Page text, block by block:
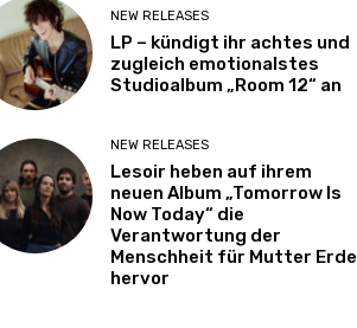
NEW RELEASES
LP – kündigt ihr achtes und
zugleich emotionalstes
Studioalbum „Room 12“ an
NEW RELEASES
Lesoir heben auf ihrem
neuen Album „Tomorrow Is
Now Today“ die
Verantwortung der
Menschheit für Mutter Erde
hervor